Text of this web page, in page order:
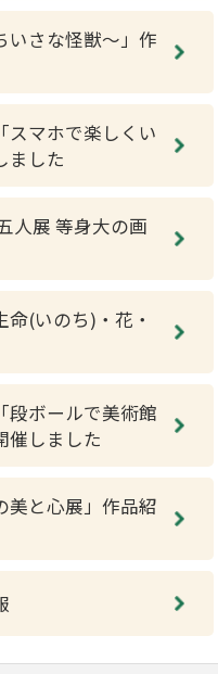
いさな怪獣～」作
スマホで楽しくい
ました
人展 等身大の画
(いのち)・花・
段ボールで美術館
催しました
美と心展」作品紹